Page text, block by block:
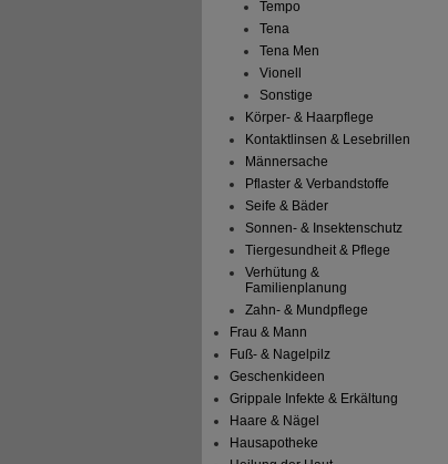
Tempo
Tena
Tena Men
Vionell
Sonstige
Körper- & Haarpflege
Kontaktlinsen & Lesebrillen
Männersache
Pflaster & Verbandstoffe
Seife & Bäder
Sonnen- & Insektenschutz
Tiergesundheit & Pflege
Verhütung &
Familienplanung
Zahn- & Mundpflege
Frau & Mann
Fuß- & Nagelpilz
Geschenkideen
Grippale Infekte & Erkältung
Haare & Nägel
Hausapotheke